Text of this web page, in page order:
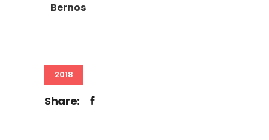
Bernos
2018
Share: